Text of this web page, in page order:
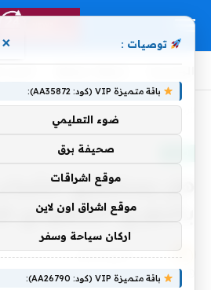
أخبار
هل يستطيع الشباب الفوز بالدوري
هل يستطيع
بالدوري السعودي
بواسطة فريق التحرير 13 أبريل، 2023
توصيات : ×
باقة متميزة VIP (كود: AA35872):
ضوء التعليمي
صحيفة برق
موقع اشراقات
موقع اشراق اون لاين
اركان سياحة وسفر
باقة متميزة VIP (كود: AA26790):